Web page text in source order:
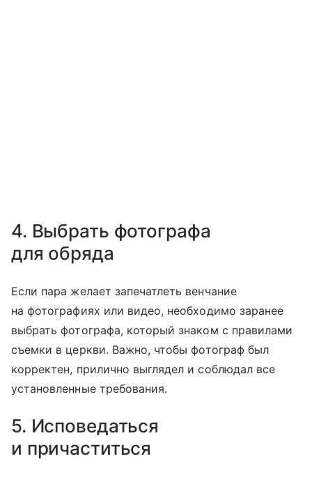
4. Выбрать фотографа
для обряда
Если пара желает запечатлеть венчание
на фотографиях или видео, необходимо заранее
выбрать фотографа, который знаком с правилами
съемки в церкви. Важно, чтобы фотограф был
корректен, прилично выглядел и соблюдал все
установленные требования.
5. Исповедаться
и причаститься